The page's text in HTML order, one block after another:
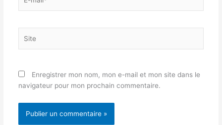
mail*
Enregistrer mon nom, mon e-mail et mon site dans le
navigateur pour mon prochain commentaire.